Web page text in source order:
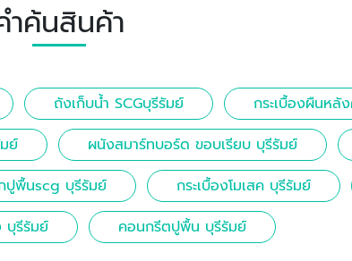
ำค้นสินค้า
ถังเก็บน้ำ SCGบุรีรัมย์
กระเบื้องผืนหลั
ย์ ผนังสมาร์ทบอร์ด ขอบเรียบ บุรีรัมย์
ปูพื้นscg บุรีรัมย์ กระเบื้องโมเสค บุรีรัมย์
บุรีรัมย์
คอนกรีตปูพื้น บุรีรัมย์